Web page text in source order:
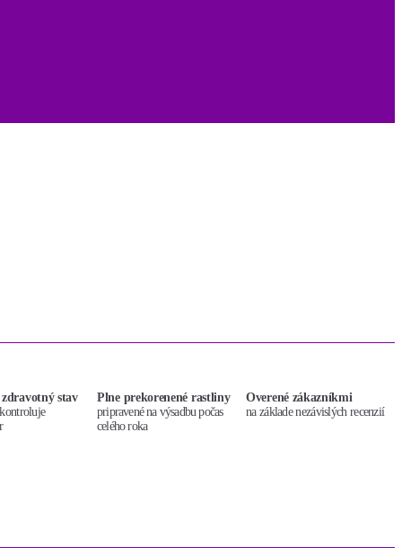
stav
Plne prekorenené rastliny
pripravené na výsadbu počas
celého roka
Overené zákazníkmi
na základe nezávislých recenzií